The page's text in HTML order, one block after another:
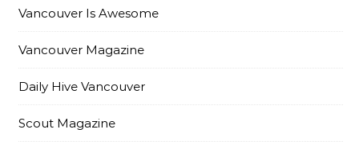
Vancouver Is Awesome
Vancouver Magazine
Daily Hive Vancouver
Scout Magazine